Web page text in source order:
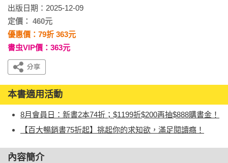
出版日期：2025-12-09
定價： 460元
優惠價：79折 363元
書虫VIP價：363元
本書適用活動
8月會員日：新書2本74折；$1199折$200再抽$888購書金！
【百大暢銷書75折起】挑起你的求知欲，滿足閱讀癮！
內容簡介